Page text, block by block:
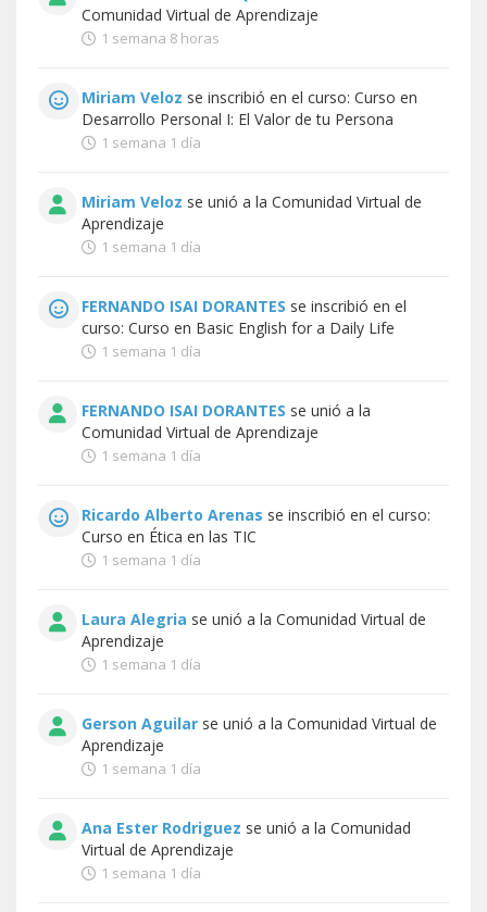
Comunidad Virtual de Aprendizaje
1 semana 8 horas
Miriam Veloz se inscribió en el curso: Curso en
Desarrollo Personal I: El Valor de tu Persona
1 semana 1 día
Miriam Veloz se unió a la Comunidad Virtual de
Aprendizaje
1 semana 1 día
FERNANDO ISAI DORANTES se inscribió en el
curso: Curso en Basic English for a Daily Life
1 semana 1 día
FERNANDO ISAI DORANTES se unió a la
Comunidad Virtual de Aprendizaje
1 semana 1 día
Ricardo Alberto Arenas se inscribió en el curso:
Curso en Ética en las TIC
1 semana 1 día
Laura Alegria se unió a la Comunidad Virtual de
Aprendizaje
1 semana 1 día
Gerson Aguilar se unió a la Comunidad Virtual de
Aprendizaje
1 semana 1 día
Ana Ester Rodriguez se unió a la Comunidad
Virtual de Aprendizaje
1 semana 1 día